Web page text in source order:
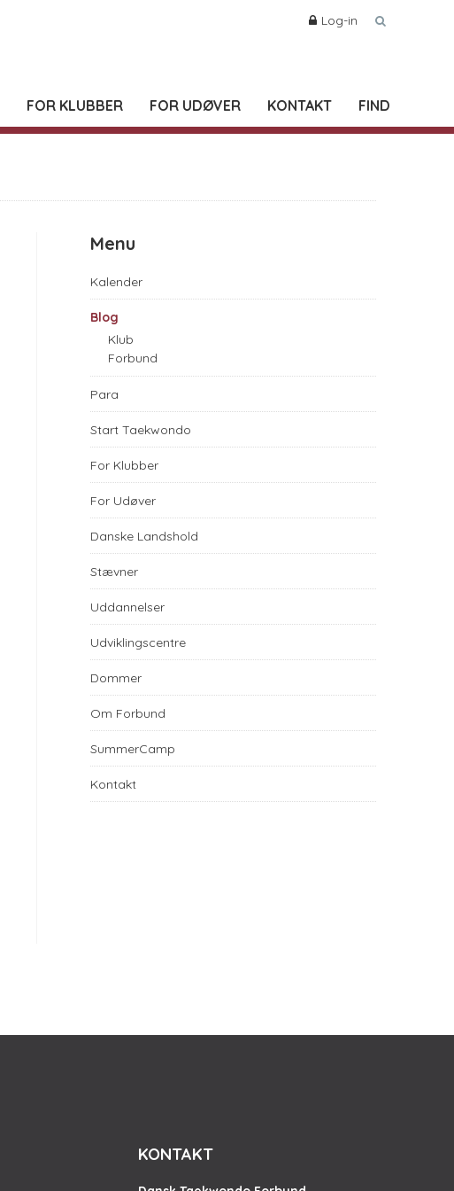
Log-in
FOR KLUBBER FOR UDØVER KONTAKT FIND
Menu
Kalender
Blog
Klub
Forbund
Para
Start Taekwondo
For Klubber
For Udøver
Danske Landshold
Stævner
Uddannelser
Udviklingscentre
Dommer
Om Forbund
SummerCamp
Kontakt
KONTAKT